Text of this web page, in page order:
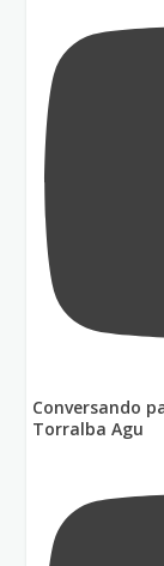
Conversando
Torralba Agu